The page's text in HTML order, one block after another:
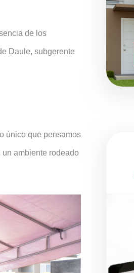
de los
Daule, subgerente
único que pensamos
ambiente rodeado